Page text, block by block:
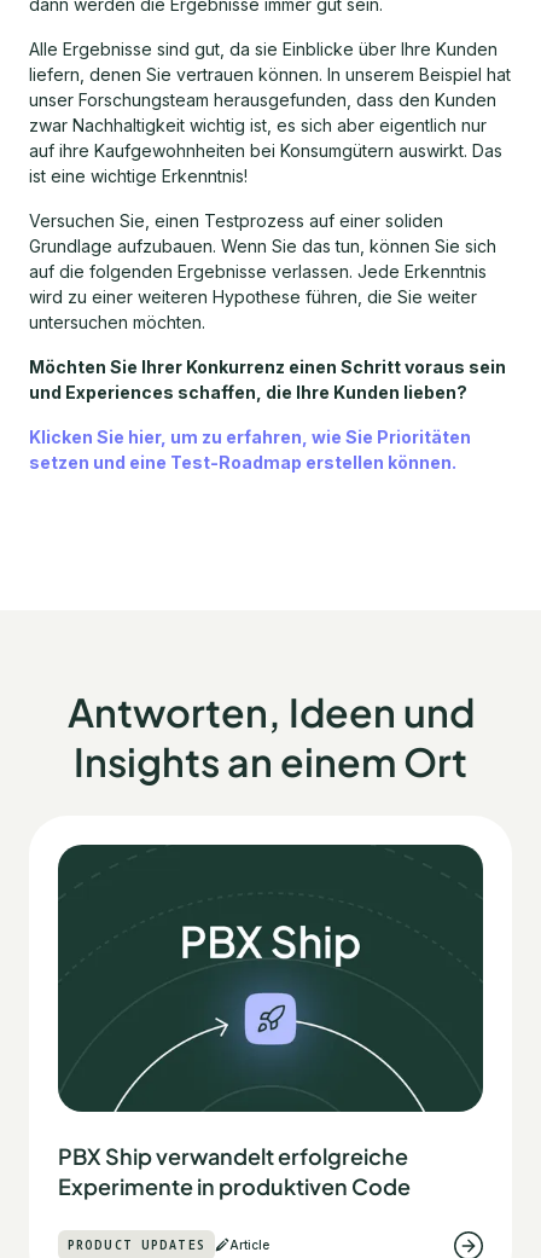
dann werden die Ergebnisse immer gut sein.
Alle Ergebnisse sind gut, da sie Einblicke über Ihre Kunden
liefern, denen Sie vertrauen können. In unserem Beispiel hat
unser Forschungsteam herausgefunden, dass den Kunden
zwar Nachhaltigkeit wichtig ist, es sich aber eigentlich nur
auf ihre Kaufgewohnheiten bei Konsumgütern auswirkt. Das
ist eine wichtige Erkenntnis!
Versuchen Sie, einen Testprozess auf einer soliden
Grundlage aufzubauen. Wenn Sie das tun, können Sie sich
auf die folgenden Ergebnisse verlassen. Jede Erkenntnis
wird zu einer weiteren Hypothese führen, die Sie weiter
untersuchen möchten.
Möchten Sie Ihrer Konkurrenz einen Schritt voraus sein
und Experiences schaffen, die Ihre Kunden lieben?
Klicken Sie hier, um zu erfahren, wie Sie Prioritäten
setzen und eine Test-Roadmap erstellen können.
Antworten, Ideen und
Insights an einem Ort
PBX Ship verwandelt erfolgreiche
Experimente in produktiven Code
PRODUCT UPDATES Article